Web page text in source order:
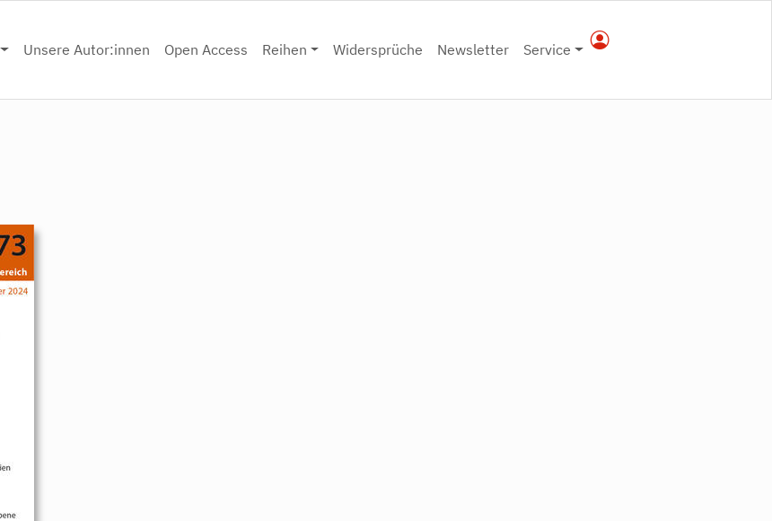
Unsere Autor:innen Open Access Reihen Widersprüche Newsletter Service